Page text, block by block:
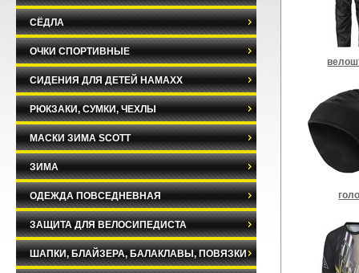
СЁДЛА
ОЧКИ СПОРТИВНЫЕ
СИДЕНИЯ ДЛЯ ДЕТЕЙ HAMAXX
РЮКЗАКИ, СУМКИ, ЧЕХЛЫ
МАСКИ ЗИМА SCOTT
ЗИМА
ОДЕЖДА ПОВСЕДНЕВНАЯ
ЗАЩИТА ДЛЯ ВЕЛОСИПЕДИСТА
ШАПКИ, БЛАЙЗЕРА, БАЛАКЛАВЫ, ПОВЯЗКИ